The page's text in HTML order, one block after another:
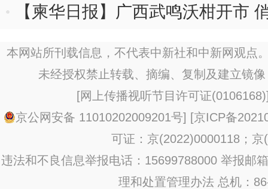
门”热潮
【柬华日报】广西武鸣沃柑开市
本网站所刊载信息，不代表中新社和中新网观点
未经授权禁止转载、摘编、复制及建立镜
[网上传播视听节目许可证(0106168)
京公网安备 11010202009201号] [京ICP备
可证：京(2022)0000118；京
违法和不良信息举报电话：15699788000 举报邮
理和处置管理办法 总机：